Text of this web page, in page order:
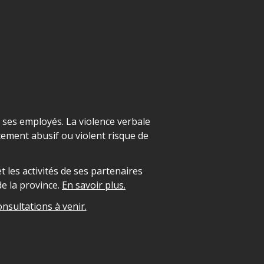
employés. La violence verbale
abusif ou violent risque de
les activités de ses partenaires
la province. En savoir plus.
à venir.